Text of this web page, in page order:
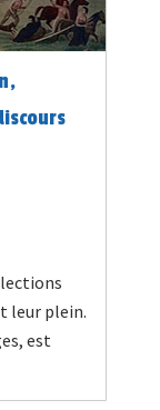
leur plein.
est